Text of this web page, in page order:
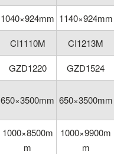
1040×924mm 1140×924mm
CI1110M CI1213M
GZD1220 GZD1524
650×3500mm 650×3500mm
1000×8500m
m
1000×9900m
m